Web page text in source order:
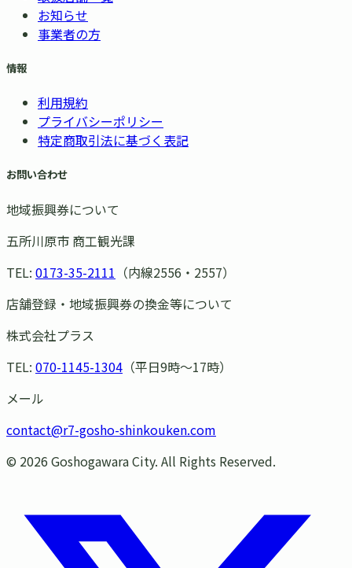
お知らせ
事業者の方
情報
利用規約
プライバシーポリシー
特定商取引法に基づく表記
お問い合わせ
地域振興券について
五所川原市 商工観光課
TEL: 0173-35-2111 （内線2556・2557）
店舗登録・地域振興券の換金等について
株式会社プラス
TEL: 070-1145-1304 （平日9時〜17時）
メール
contact@r7-gosho-shinkouken.com
© 2026 Goshogawara City. All Rights Reserved.